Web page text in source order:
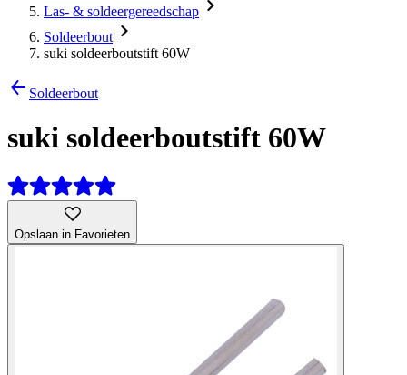
Las- & soldeergereedschap
Soldeerbout
suki soldeerboutstift 60W
Soldeerbout
suki soldeerboutstift 60W
Opslaan in Favorieten